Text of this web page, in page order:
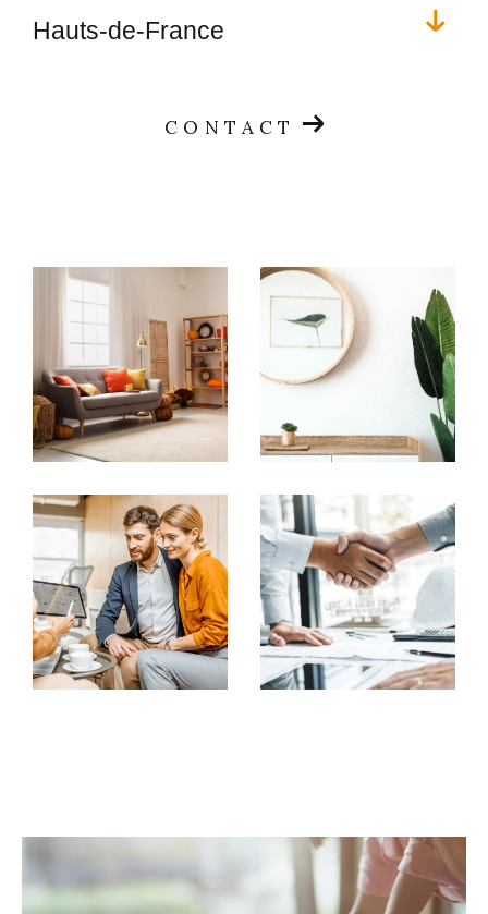
Hauts-de-France
appartement ? Expliquez-nous vos préférences et
l'intermédiaire entre l'offre et la demande du marché
immobilier.
Vendre son bien immobilier au
viager ou aux enchères
continuant de l’occuper en échange d’une rente
mensuelle ? Nous vous proposons cette possibilité à
travers la vente en viager. En plus d’une rente, un
bouquet est défini avec vos professionnels pour vous
permettre de rester dans votre bien jusqu’à votre fin
de vie.
Pourquoi ne pas vendre son bien au plus offrant ? La
effectuer ce type de vente. Vous souhaitant bonne
réception, bien cordialement.
CONTACT